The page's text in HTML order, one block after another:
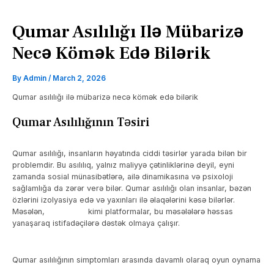
Qumar Asılılığı Ilə Mübarizə
Necə Kömək Edə Bilərik
By Admin / March 2, 2026
Qumar asılılığı ilə mübarizə necə kömək edə bilərik
Qumar Asılılığının Təsiri
Qumar asılılığı, insanların həyatında ciddi təsirlər yarada bilən bir
problemdir. Bu asılılıq, yalnız maliyyə çətinliklərinə deyil, eyni
zamanda sosial münasibətlərə, ailə dinamikasına və psixoloji
sağlamlığa da zərər verə bilər. Qumar asılılığı olan insanlar, bəzən
özlərini izolyasiya edə və yaxınları ilə əlaqələrini kəsə bilərlər.
Məsələn,
kimi platformalar, bu məsələlərə həssas
yanaşaraq istifadəçilərə dəstək olmaya çalışır.
Qumar asılılığının simptomları arasında davamlı olaraq oyun oynama